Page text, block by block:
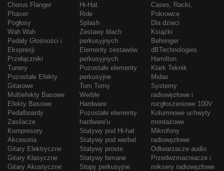
Chorus Flanger
Phaser
Pogłosy
Wah Wah
Pedały Głośności i
Ekspresji
Przełączniki
Tunery
Pozostałe Efekty
Gitarowe
Multiefekty Basowe
Efekty Basowe
Pedalboardy
Zasilacze
Kompresory
Akcesoria
Gitary Elektryczne
Gitary Klasyczne
Gitary Akustyczne
Hi-Hat
Ride
Splash
Zestawy blach
perkusyjnych
Elementy zestawów
perkusyjnych
Pozostałe elementy
perkusyjne
Tom Tomy
Werble
Hardware
Pozostałe elementy
hardware'u
Statywy pod Hi-hat
Statywy pod werbel
Statywy proste
Statywy łamane
Stopy perkusyjne
Cases, Racki,
Pokrowce
Dla dzieci
Książki
Behringer
dBTechnologies
Hamilton
Klark Teknik
Midas
Systemy
radiowęzłowe i
rozgłoszeniowe 100V
Kolumnowe uchwyty
montażowe
Mikrofony
radiowęzłowe
Odtwarzacze audio
Przedwzmacniacze i
miksery radiowęzłowe